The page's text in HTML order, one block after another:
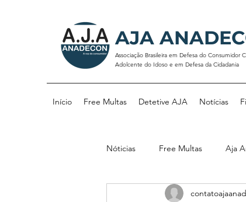
AJA
Associação Brasileira em Defesa do Consumidor
Adolcente do Idoso e em Defesa da Cidadania
Início Free Multas Detetive AJA Notícias
Nóticias Free Multas Aja